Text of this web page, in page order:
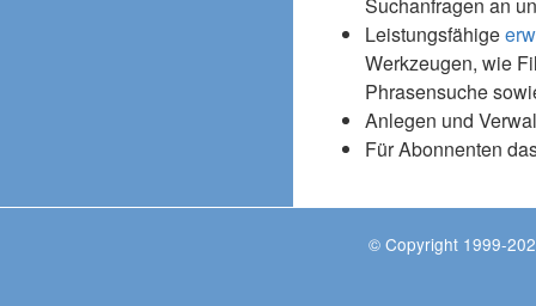
Leistungsfähige
Werkzeugen, wie
Phrasensuche
Anlegen und
Für Abonnenten
© Copyright 1999-